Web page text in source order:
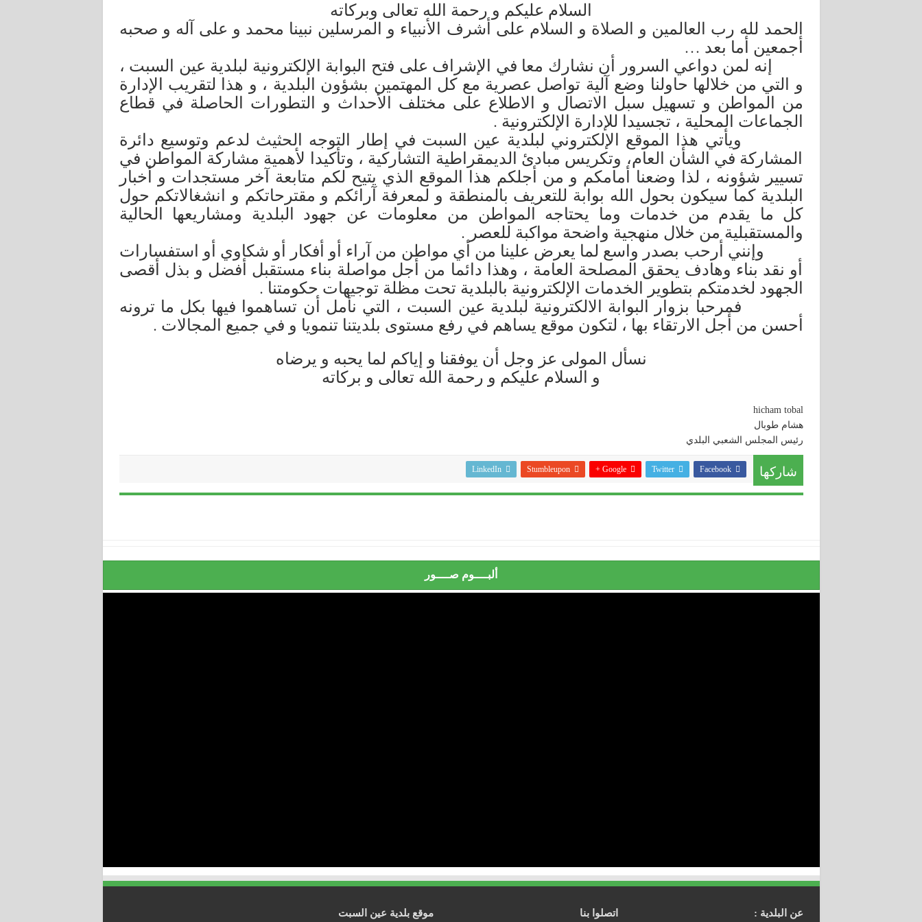
السلام عليكم و رحمة الله تعالى وبركاته
الحمد لله رب العالمين و الصلاة و السلام على أشرف الأنبياء و المرسلين نبينا محمد و على آله و صحبه
أجمعين أما بعد …
إنه لمن دواعي السرور أن نشارك معا في الإشراف على فتح البوابة الإلكترونية لبلدية عين السبت ،
و التي من خلالها حاولنا وضع آلية تواصل عصرية مع كل المهتمين بشؤون البلدية ، و هذا لتقريب الإدارة
من المواطن و تسهيل سبل الاتصال و الاطلاع على مختلف الأحداث و التطورات الحاصلة في قطاع
الجماعات المحلية ، تجسيدا للإدارة الإلكترونية .
ويأتي هذا الموقع الإلكتروني لبلدية عين السبت في إطار التوجه الحثيث لدعم وتوسيع دائرة
المشاركة في الشأن العام، وتكريس مبادئ الديمقراطية التشاركية ، وتأكيدا لأهمية مشاركة المواطن في
تسيير شؤونه ، لذا وضعنا أمامكم و من أجلكم هذا الموقع الذي يتيح لكم متابعة آخر مستجدات و أخبار
البلدية كما سيكون بحول الله بوابة للتعريف بالمنطقة و لمعرفة آرائكم و مقترحاتكم و انشغالاتكم حول
كل ما يقدم من خدمات وما يحتاجه المواطن من معلومات عن جهود البلدية ومشاريعها الحالية
والمستقبلية من خلال منهجية واضحة مواكبة للعصر .
وإنني أرحب بصدر واسع لما يعرض علينا من أي مواطن من آراء أو أفكار أو شكاوي أو استفسارات
أو نقد بناء وهادف يحقق المصلحة العامة ، وهذا دائما من أجل مواصلة بناء مستقبل أفضل و بذل أقصى
الجهود لخدمتكم بتطوير الخدمات الإلكترونية بالبلدية تحت مظلة توجيهات حكومتنا .
فمرحبا بزوار البوابة الالكترونية لبلدية عين السبت ، التي نأمل أن تساهموا فيها بكل ما ترونه
أحسن من أجل الارتقاء بها ، لتكون موقع يساهم في رفع مستوى بلديتنا تنمويا و في جميع المجالات .
نسأل المولى عز وجل أن يوفقنا و إياكم لما يحبه و يرضاه
و السلام عليكم و رحمة الله تعالى و بركاته
hicham tobal
هشام طوبال
رئيس المجلس الشعبي البلدي
شاركها Facebook
Twitter
Google +
Stumbleupon
LinkedIn
ألبــــوم صــــور
عن البلدية : اتصلوا بنا موقع بلدية عين السبت